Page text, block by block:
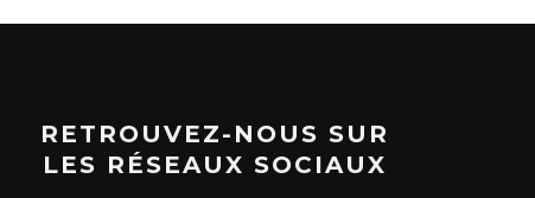
RETROUVEZ-NOUS SUR
LES RÉSEAUX SOCIAUX